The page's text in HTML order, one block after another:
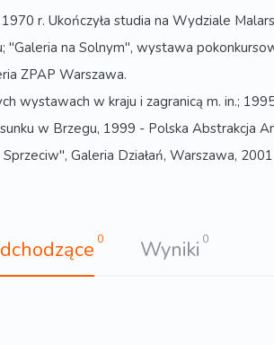
1970 r. Ukończyła studia na Wydziale
"Galeria na Solnym", wystawa
ZPAP Warszawa.
wystawach w kraju i zagranicą m. in.;
w Brzegu, 1999 - Polska Abstrakcja
Galeria Działań, Warszawa,
0 Wyniki 0